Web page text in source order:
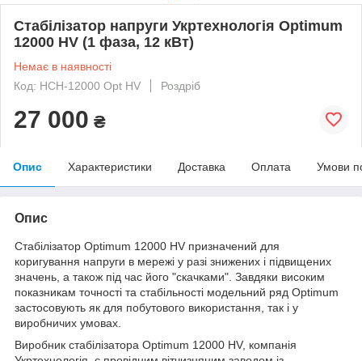
Стабілізатор напруги Укртехнологія Optimum
12000 HV (1 фаза, 12 кВт)
Немає в наявності
Код: НСН-12000 Opt HV
Роздріб
27 000 ₴
Опис Характеристики Доставка Оплата Умови
Опис
Стабілізатор Optimum 12000 HV призначений для
коригування напруги в мережі у разі знижених і підвищених
значень, а також під час його "скачками". Завдяки високим
показникам точності та стабільності модельний ряд Optimum
застосовують як для побутового використання, так і у
виробничих умовах.
Виробник стабілізатора Optimum 12000 HV, компанія